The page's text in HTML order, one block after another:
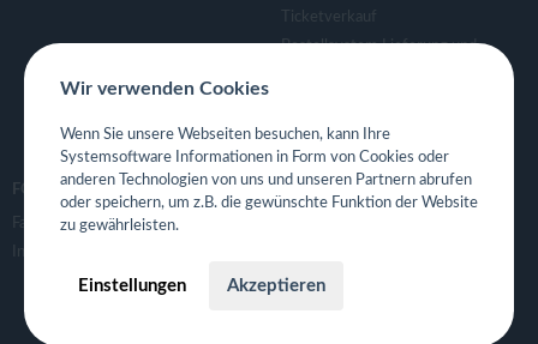
Ticketverkauf
Bestellsystem Lieferung und
Eigene App für Restaurant
FOLGE UNS
Facebook
Instagram
Wir verwenden Cookies
Wenn Sie unsere Webseiten besuchen, kann Ihre
Systemsoftware Informationen in Form von Cookies oder
anderen Technologien von uns und unseren Partnern abrufen
oder speichern, um z.B. die gewünschte Funktion der Website
zu gewährleisten.
Einstellungen Akzeptieren